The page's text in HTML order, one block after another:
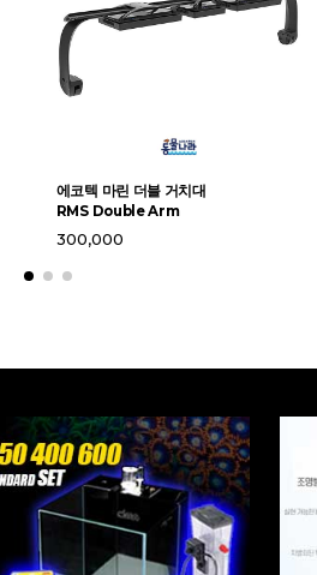
에코텍 마린 더블 거치대
RMS Double Arm
300,000